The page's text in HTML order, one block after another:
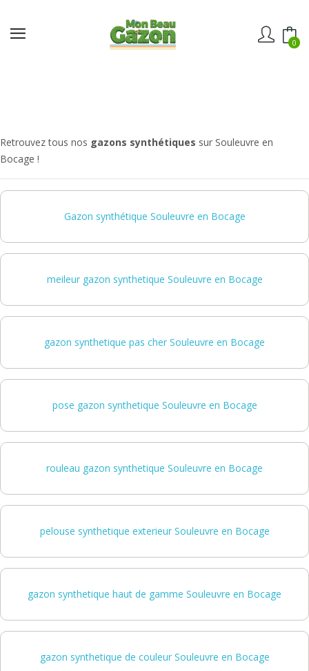
0
Retrouvez tous nos gazons synthétiques sur Souleuvre en
Bocage !
Gazon synthétique Souleuvre en Bocage
meileur gazon synthetique Souleuvre en Bocage
gazon synthetique pas cher Souleuvre en Bocage
pose gazon synthetique Souleuvre en Bocage
rouleau gazon synthetique Souleuvre en Bocage
pelouse synthetique exterieur Souleuvre en Bocage
gazon synthetique haut de gamme Souleuvre en Bocage
gazon synthetique de couleur Souleuvre en Bocage